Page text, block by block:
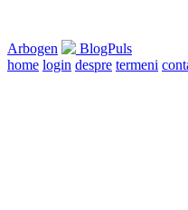
Arbogen
BlogPuls
home login despre termeni